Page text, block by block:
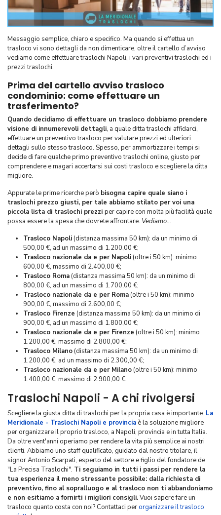
Messaggio semplice, chiaro e specifico. Ma quando si effettua un
trasloco vi sono dettagli da non dimenticare, oltre il cartello d’avviso
vediamo come effettuare traslochi Napoli, i vari preventivi traslochi ed i
prezzi traslochi.
Prima del cartello avviso trasloco
condominio: come effettuare un
trasferimento?
Quando decidiamo di effettuare un trasloco dobbiamo prendere
visione di innumerevoli dettagli, a quale ditta traslochi affidarci,
effettuare un preventivo trasloco per valutare prezzi ed ulteriori
dettagli sullo stesso trasloco. Spesso, per ammortizzare i tempi si
decide di fare qualche primo preventivo traslochi online, giusto per
comprendere e magari accertarsi sui costi trasloco e scegliere la ditta
migliore.
Appurate le prime ricerche però bisogna capire quale siano i
traslochi prezzo giusti, per tale abbiamo stilato per voi una
piccola lista di traslochi prezzi per capire con molta più facilità quale
possa essere la spesa che dovrete affrontare. Vediamo…
Trasloco Napoli (distanza massima 50 km): da un minimo di
500,00 €, ad un massimo di 1.200,00 €;
Trasloco nazionale da e per Napoli (oltre i 50 km): minimo
600,00 €, massimo di 2.400,00 €;
Trasloco Roma (distanza massima 50 km): da un minimo di
800,00 €, ad un massimo di 1.700,00 €;
Trasloco nazionale da e per Roma (oltre i 50 km): minimo
900,00 €, massimo di 2.600,00 €;
Trasloco Firenze (distanza massima 50 km): da un minimo di
900,00 €, ad un massimo di 1.800,00 €;
Trasloco nazionale da e per Firenze (oltre i 50 km): minimo
1.200,00 €, massimo di 2.800,00 €;
Trasloco Milano (distanza massima 50 km): da un minimo di
1.200,00 €, ad un massimo di 2.300,00 €;
Trasloco nazionale da e per Milano (oltre i 50 km): minimo
1.400,00 €, massimo di 2.900,00 €.
Traslochi Napoli - A chi rivolgersi
Scegliere la giusta ditta di traslochi per la propria casa è importante. La
Meridionale - Traslochi Napoli e provincia è la soluzione migliore
per organizzare il proprio trasloco, a Napoli, provincia e in tutta Italia.
Da oltre vent'anni operiamo per rendere la vita più semplice ai nostri
clienti. Abbiamo uno staff qualificato, guidato dal nostro titolare, il
signor Antonio Scarpati, esperto del settore e figlio del fondatore de
"La Precisa Traslochi". Ti seguiamo in tutti i passi per rendere la
tua esperienza il meno stressante possibile: dalla richiesta di
preventivo, fino al sopralluogo e al trasloco non ti abbandoniamo
e non esitiamo a fornirti i migliori consigli.Vuoi sapere fare un
trasloco quanto costa con noi? Contattaci perorganizzare il trasloco